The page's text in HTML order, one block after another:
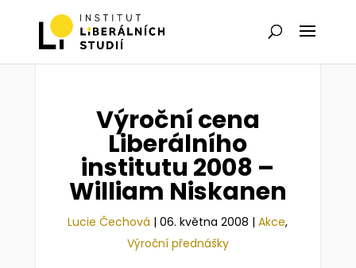
Výroční cena
Liberálního
institutu 2008 –
William Niskanen
Lucie Čechová |06. května 2008 |Akce,
Výroční přednášky